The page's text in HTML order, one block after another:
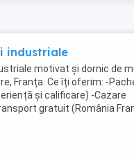
industriale
motivat și dornic de
Franța. Ce îți oferim: -
și calificare) -Cazare
gratuit (România